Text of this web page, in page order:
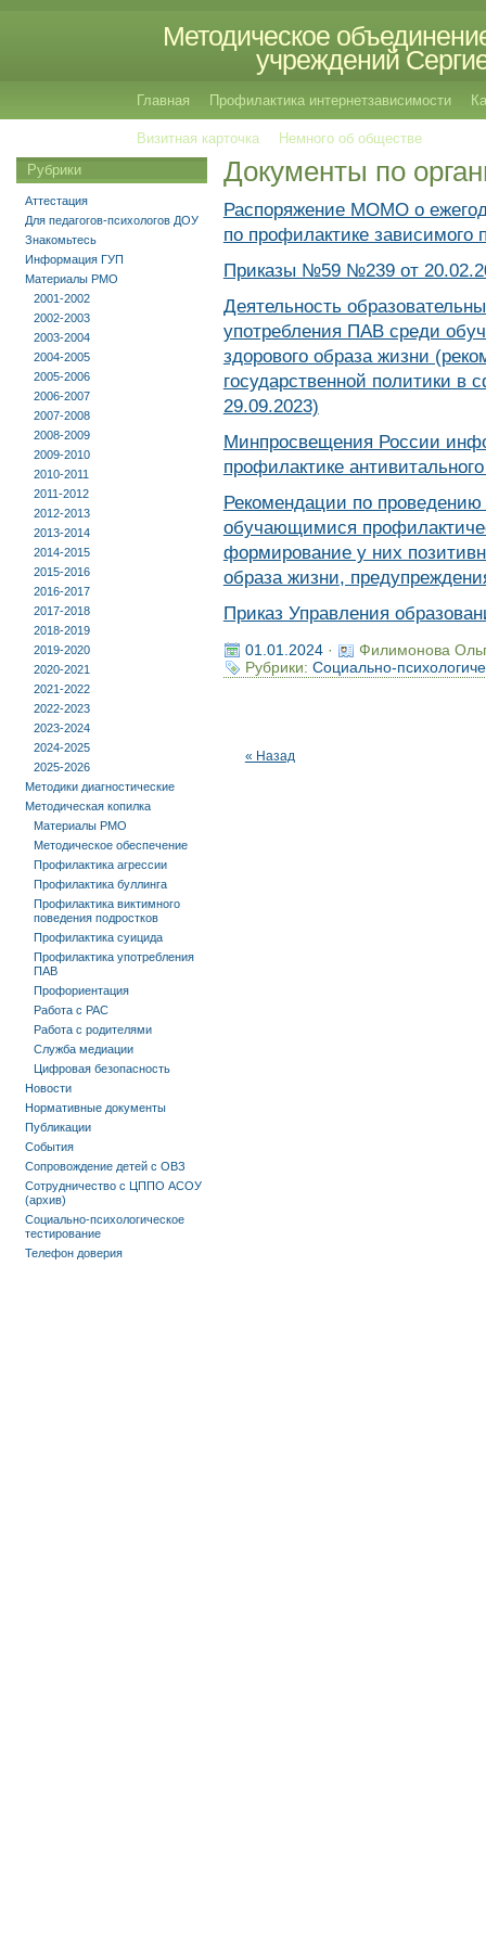
Методическое
учреждений
Главная Профилактика интернетзависимости
Визитная карточка Немного об обществе
Документы по
Распоряжение МОМО о
по профилактике зависимого
Приказы №59 №239 от
Деятельность
употребления ПАВ среди
здорового образа жизни
государственной политики
29.09.2023)
Минпросвещения России
профилактике
Рекомендации по проведению
обучающимися
формирование у них
образа жизни,
Приказ Управления
01.01.2024·
Филимонова
Рубрики: Социально-
« Назад
Рубрики
Аттестация
Для педагогов-психологов ДОУ
Знакомьтесь
Информация ГУП
Материалы РМО
2001-2002
2002-2003
2003-2004
2004-2005
2005-2006
2006-2007
2007-2008
2008-2009
2009-2010
2010-2011
2011-2012
2012-2013
2013-2014
2014-2015
2015-2016
2016-2017
2017-2018
2018-2019
2019-2020
2020-2021
2021-2022
2022-2023
2023-2024
2024-2025
2025-2026
Методики диагностические
Методическая копилка
Материалы РМО
Методическое обеспечение
Профилактика агрессии
Профилактика буллинга
Профилактика виктимного
поведения подростков
Профилактика суицида
Профилактика употребления
ПАВ
Профориентация
Работа с РАС
Работа с родителями
Служба медиации
Цифровая безопасность
Новости
Нормативные документы
Публикации
События
Сопровождение детей с ОВЗ
Сотрудничество с ЦППО АСОУ
(архив)
Социально-психологическое
тестирование
Телефон доверия